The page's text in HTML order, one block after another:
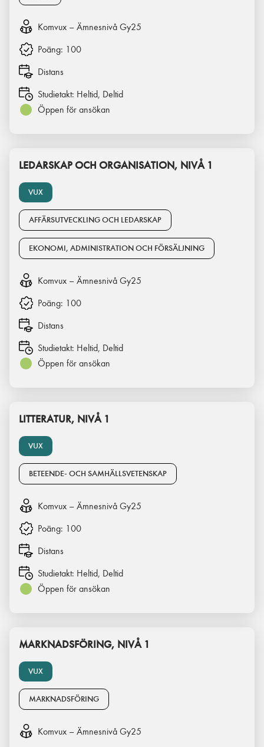
Komvux – Ämnesnivå Gy25
Poäng: 100
Distans
Studietakt: Heltid, Deltid
Öppen för ansökan
VUX
LEDARSKAP OCH ORGANISATION, NIVÅ 1
AFFÄRSUTVECKLING OCH LEDARSKAP
EKONOMI, ADMINISTRATION OCH FÖRSÄLJNING
Komvux – Ämnesnivå Gy25
Poäng: 100
Distans
Studietakt: Heltid, Deltid
Öppen för ansökan
VUX
LITTERATUR, NIVÅ 1
BETEENDE- OCH SAMHÄLLSVETENSKAP
Komvux – Ämnesnivå Gy25
Poäng: 100
Distans
Studietakt: Heltid, Deltid
Öppen för ansökan
VUX
MARKNADSFÖRING, NIVÅ 1
MARKNADSFÖRING
Komvux – Ämnesnivå Gy25